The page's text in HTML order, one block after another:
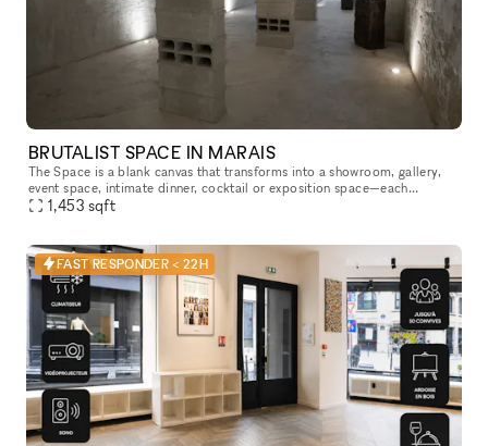
BRUTALIST SPACE IN MARAIS
The Space is a blank canvas that transforms into a showroom, gallery,
event space, intimate dinner, cocktail or exposition space—each
1,453 sqft
FAST RESPONDER < 22H